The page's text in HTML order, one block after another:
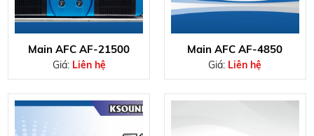
Main AFC AF-21500
Giá: Liên hệ
Main AFC AF-4850
Giá: Liên hệ